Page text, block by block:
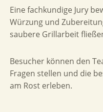
Eine fachkundige Jury
Würzung und
saubere Grillarbeit
Besucher können den
Fragen stellen und die
am Rost erleben.